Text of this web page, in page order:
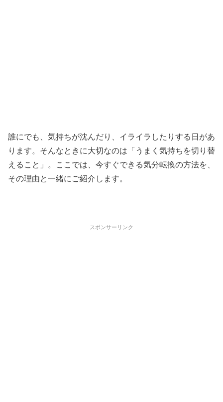
誰にでも、気持ちが沈んだり、イライラしたりする日があ
ります。そんなときに大切なのは「うまく気持ちを切り替
えること」。ここでは、今すぐできる気分転換の方法を、
その理由と一緒にご紹介します。
スポンサーリンク